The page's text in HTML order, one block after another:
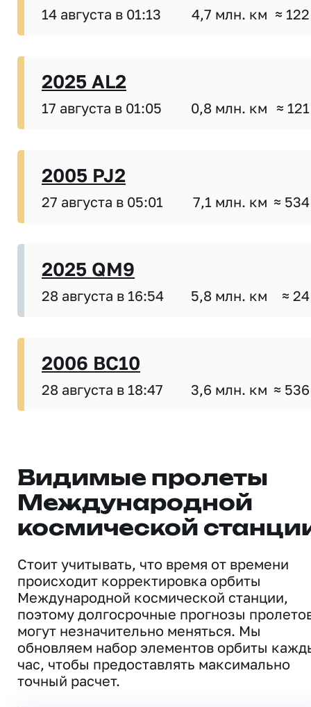
14 августа в 01:13 4,7 млн. км ≈
2025 AL2
17 августа в 01:05 0,8 млн. км ≈
2005 PJ2
27 августа в 05:01 7,1 млн. км ≈
2025 QM9
28 августа в 16:54 5,8 млн. км ≈
2006 BC10
28 августа в 18:47 3,6 млн. км ≈
Видимые пролеты
Международной
космической
Стоит учитывать, что время от времени
происходит корректировка орбиты
Международной космической станции,
поэтому долгосрочные прогнозы
могут незначительно меняться. Мы
обновляем набор элементов орбиты
час, чтобы предоставлять максимально
точный расчет.